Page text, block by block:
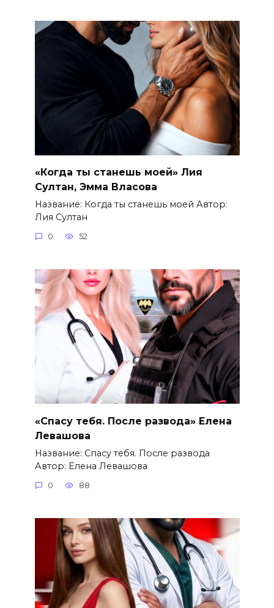
«Когда ты станешь моей» Лия
Султан, Эмма Власова
Название: Когда ты станешь моей Автор:
Лия Султан
0 52
«Спасу тебя. После развода» Елена
Левашова
Название: Спасу тебя. После развода
Автор: Елена Левашова
0 88